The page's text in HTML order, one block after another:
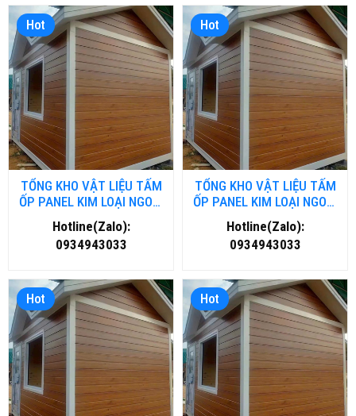
Hot
TỔNG KHO VẬT LIỆU TẤM
ỐP PANEL KIM LOẠI NGOÀI
TRỜI TẠI NGHỆ AN
Hotline(Zalo):
0934943033
Hot
TỔNG KHO VẬT LIỆU TẤM
ỐP PANEL KIM LOẠI NGOÀI
TRỜI TẠI THANH HOÁ
Hotline(Zalo):
0934943033
Hot Hot